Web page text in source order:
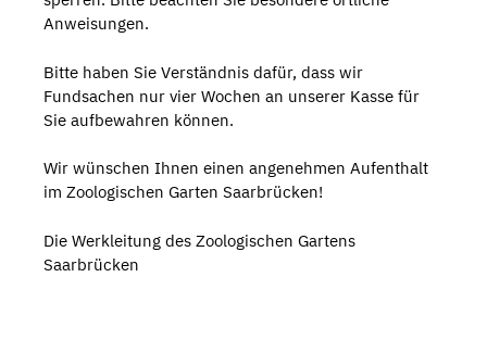
Anweisungen.
Bitte haben Sie Verständnis dafür, dass wir
Fundsachen nur vier Wochen an unserer Kasse für
Sie aufbewahren können.
Wir wünschen Ihnen einen angenehmen Aufenthalt
im Zoologischen Garten Saarbrücken!
Die Werkleitung des Zoologischen Gartens
Saarbrücken